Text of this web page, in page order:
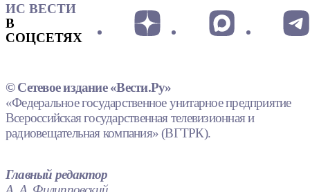
ИС ВЕСТИ
В
СОЦСЕТЯХ
© Сетевое издание «Вести.Ру»
«Федеральное государственное унитарное предприятие
Всероссийская государственная телевизионная и
радиовещательная компания» (ВГТРК).
Главный редактор